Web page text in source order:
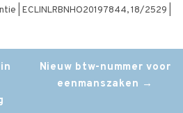
| ECLINLRBNHO20197844, 18/2529 |
Nieuw btw-nummer voor
eenmanszaken →